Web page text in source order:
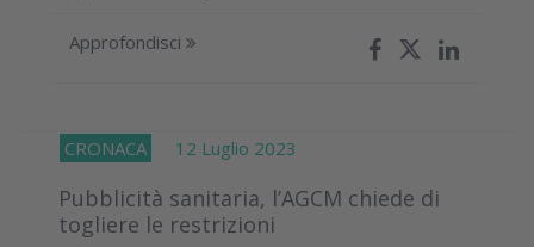
Approfondisci
CRONACA 12 Luglio 2023
Pubblicità sanitaria, l’AGCM chiede di
togliere le restrizioni